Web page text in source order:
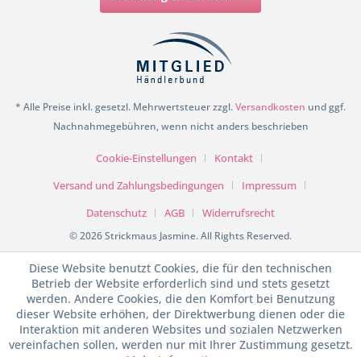
* Alle Preise inkl. gesetzl. Mehrwertsteuer zzgl.Versandkosten und ggf.
Nachnahmegebühren, wenn nicht anders beschrieben
Cookie-Einstellungen
Kontakt
Versand und Zahlungsbedingungen
Impressum
Datenschutz
AGB Widerrufsrecht
© 2026 Strickmaus Jasmine. All Rights Reserved.
Diese Website benutzt Cookies, die für den technischen
Betrieb der Website erforderlich sind und stets gesetzt
werden. Andere Cookies, die den Komfort bei Benutzung
dieser Website erhöhen, der Direktwerbung dienen oder die
Interaktion mit anderen Websites und sozialen Netzwerken
vereinfachen sollen, werden nur mit Ihrer Zustimmung gesetzt.